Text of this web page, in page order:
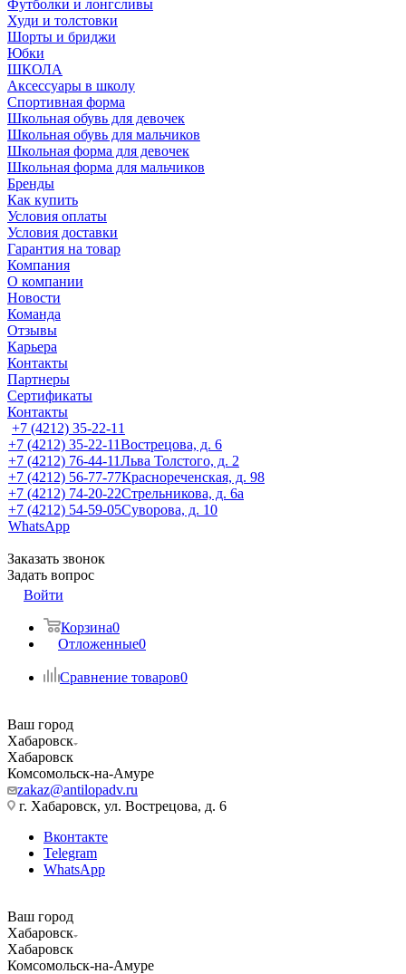
Футболки и лонгсливы
Худи и толстовки
Шорты и бриджи
Юбки
ШКОЛА
Аксессуары в школу
Спортивная форма
Школьная обувь для девочек
Школьная обувь для мальчиков
Школьная форма для девочек
Школьная форма для мальчиков
Бренды
Как купить
Условия оплаты
Условия доставки
Гарантия на товар
Компания
О компании
Новости
Команда
Отзывы
Карьера
Контакты
Партнеры
Сертификаты
Контакты
+7 (4212) 35-22-11
+7 (4212) 35-22-11Вострецова, д. 6
+7 (4212) 76-44-11Льва Толстого, д. 2
+7 (4212) 56-77-77Краснореченская, д. 98
+7 (4212) 74-20-22Стрельникова, д. 6а
+7 (4212) 54-59-05Суворова, д. 10
WhatsApp
Заказать звонок
Задать вопрос
Войти
Корзина0
Отложенные0
Сравнение товаров0
Ваш город
Хабаровск
Хабаровск
Комсомольск-на-Амуре
zakaz@antilopadv.ru
г. Хабаровск, ул. Вострецова, д. 6
Вконтакте
Telegram
WhatsApp
Ваш город
Хабаровск
Хабаровск
Комсомольск-на-Амуре